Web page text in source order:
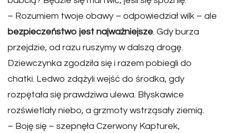
– Rozumiem twoje obawy – odpowiedział wilk – ale
bezpieczeństwo jest najważniejsze. Gdy burza
przejdzie, od razu ruszymy w dalszą drogę.
Dziewczynka zgodziła się i razem pobiegli do
chatki. Ledwo zdążyli wejść do środka, gdy
rozpętała się prawdziwa ulewa. Błyskawice
rozświetlały niebo, a grzmoty wstrząsały ziemią.
– Boję się – szepnęła Czerwony Kapturek,